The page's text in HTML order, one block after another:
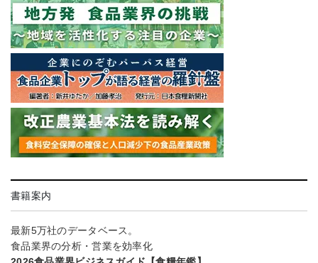
書籍案内
最新5万社のデータベース。
食品業界の分析・営業を効率化